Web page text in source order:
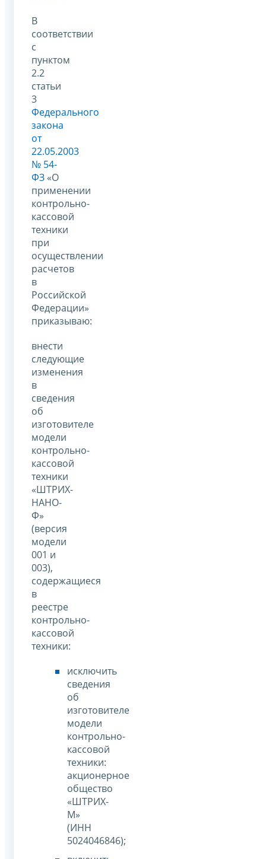
В
соответствии
с
пунктом
2.2
статьи
3
Федерального
закона
от
22.05.2003
№ 54-
ФЗ «О
применении
контрольно-
кассовой
техники
при
осуществлении
расчетов
в
Российской
Федерации»
приказываю:
внести
следующие
изменения
в
сведения
об
изготовителе
модели
контрольно-
кассовой
техники
«ШТРИХ-
НАНО-
Ф»
(версия
модели
001 и
003),
содержащиеся
в
реестре
контрольно-
кассовой
техники:
исключить
сведения
об
изготовителе
модели
контрольно-
кассовой
техники:
акционерное
общество
«ШТРИХ-
М»
(ИНН
5024046846);